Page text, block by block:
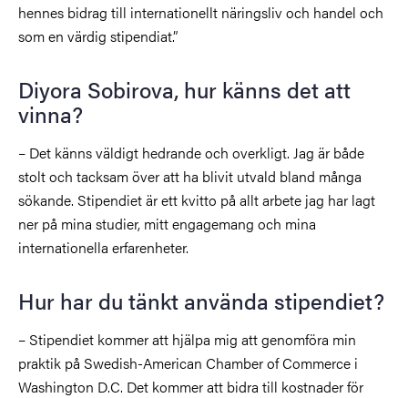
hennes bidrag till internationellt näringsliv och handel och
som en värdig stipendiat.”
Diyora Sobirova, hur känns det att
vinna?
– Det känns väldigt hedrande och overkligt. Jag är både
stolt och tacksam över att ha blivit utvald bland många
sökande. Stipendiet är ett kvitto på allt arbete jag har lagt
ner på mina studier, mitt engagemang och mina
internationella erfarenheter.
Hur har du tänkt använda stipendiet?
– Stipendiet kommer att hjälpa mig att genomföra min
praktik på Swedish-American Chamber of Commerce i
Washington D.C. Det kommer att bidra till kostnader för